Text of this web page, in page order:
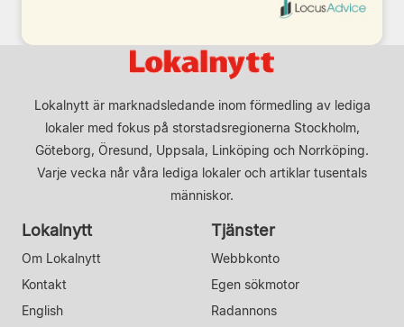
Lokalnytt är marknadsledande inom förmedling av lediga
lokaler med fokus på storstadsregionerna Stockholm,
Göteborg, Öresund, Uppsala, Linköping och Norrköping.
Varje vecka når våra lediga lokaler och artiklar tusentals
människor.
Lokalnytt
Om Lokalnytt
Kontakt
English
Tjänster
Webbkonto
Egen sökmotor
Radannons